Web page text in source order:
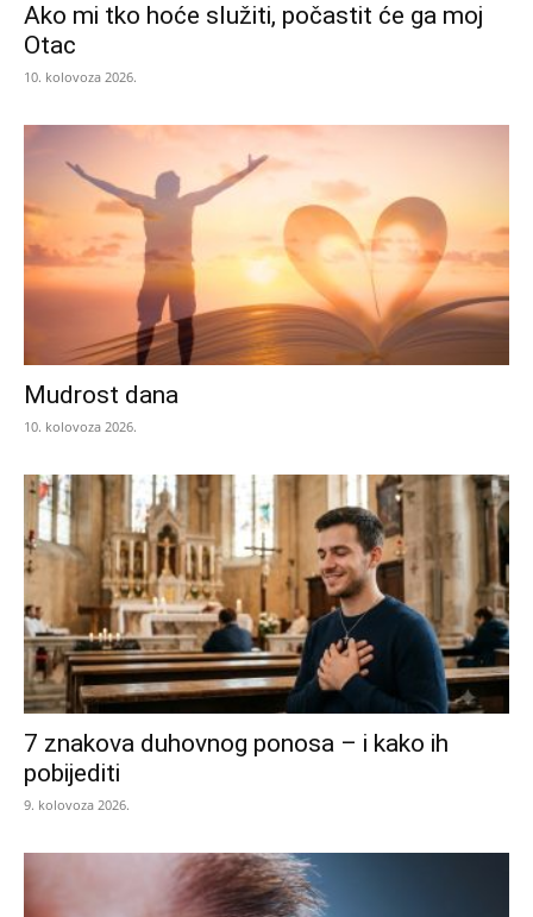
Ako mi tko hoće služiti, počastit će ga moj
Otac
10. kolovoza 2026.
Mudrost dana
10. kolovoza 2026.
7 znakova duhovnog ponosa – i kako ih
pobijediti
9. kolovoza 2026.